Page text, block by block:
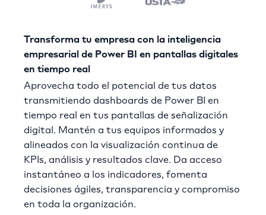
Transforma tu empresa con la inteligencia
empresarial de Power BI en pantallas digitales
en tiempo real
Aprovecha todo el potencial de tus datos
transmitiendo dashboards de Power BI en
tiempo real en tus pantallas de señalización
digital. Mantén a tus equipos informados y
alineados con la visualización continua de
KPIs, análisis y resultados clave. Da acceso
instantáneo a los indicadores, fomenta
decisiones ágiles, transparencia y compromiso
en toda la organización.